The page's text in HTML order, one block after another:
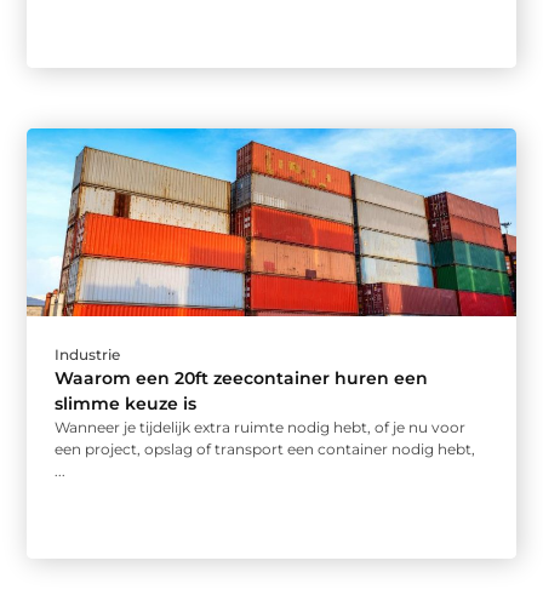
Industrie
Waarom een 20ft zeecontainer huren een
slimme keuze is
Wanneer je tijdelijk extra ruimte nodig hebt, of je nu voor
een project, opslag of transport een container nodig hebt,
...